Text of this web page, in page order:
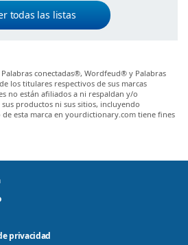
todas las listas
conectadas®, Wordfeud® y Palabras
los titulares respectivos de sus marcas
no están afiliados a ni respaldan y/o
productos ni sus sitios, incluyendo
esta marca en yourdictionary.com tiene fines
privacidad